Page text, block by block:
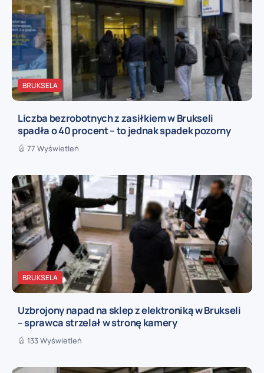
BRUKSELA
Liczba bezrobotnych z zasiłkiem w Brukseli
spadła o 40 procent – to jednak spadek pozorny
77 Wyświetleń
BRUKSELA
Uzbrojony napad na sklep z elektroniką w Brukseli
– sprawca strzelał w stronę kamery
133 Wyświetleń